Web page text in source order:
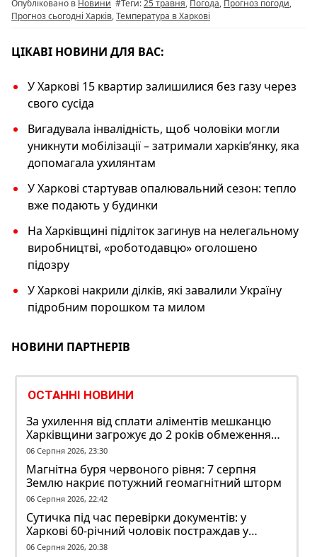
o
k
p k
Опубліковано в Новини #Теги:25 травня, Погода, Прогноз погоди,
Прогноз сьогодні Харків,Температура в Харкові
ЦІКАВІ НОВИНИ ДЛЯ ВАС:
У Харкові 15 квартир залишилися без газу через
свого сусіда
Вигадувала інвалідність, щоб чоловіки могли
уникнути мобілізації – затримали харківʼянку, яка
допомагала ухилянтам
У Харкові стартував опалювальний сезон: тепло
вже подають у будинки
На Харківщині підліток загинув на нелегальному
виробництві, «роботодавцю» оголошено
підозру
У Харкові накрили ділків, які завалили Україну
підробним порошком та милом
НОВИНИ ПАРТНЕРІВ
ОСТАННІ НОВИНИ
За ухилення від сплати аліментів мешканцю
Харківщини загрожує до 2 років обмеження
волі
06 Серпня 2026, 23:30
Магнітна буря червоного рівня: 7 серпня
Землю накриє потужний геомагнітний шторм
06 Серпня 2026, 22:42
Сутичка під час перевірки документів: у
Харкові 60-річний чоловік постраждав у
конфлікті з ТЦК
06 Серпня 2026, 20:38